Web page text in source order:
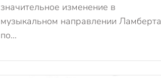
значительное изменение в
музыкальном направлении Ламберта
по...